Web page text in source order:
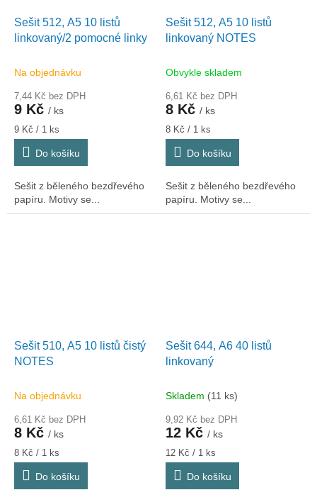
Sešit 512, A5 10 listů
linkovaný/2 pomocné linky
Na objednávku
7,44 Kč bez DPH
9 Kč / ks
Měrná
cena:
9 Kč / 1 ks
Do košíku
Sešit z běleného bezdřevého
papíru. Motivy se...
Sešit 512, A5 10 listů
linkovaný NOTES
Obvykle skladem
6,61 Kč bez DPH
8 Kč / ks
Měrná
cena:
8 Kč / 1 ks
Do košíku
Sešit z běleného bezdřevého
papíru. Motivy se...
Sešit 510, A5 10 listů čistý
NOTES
Na objednávku
6,61 Kč bez DPH
8 Kč / ks
Měrná
cena:
8 Kč / 1 ks
Do košíku
Sešit 644, A6 40 listů
linkovaný
Skladem (11 ks)
9,92 Kč bez DPH
12 Kč / ks
Měrná
cena:
12 Kč / 1 ks
Do košíku